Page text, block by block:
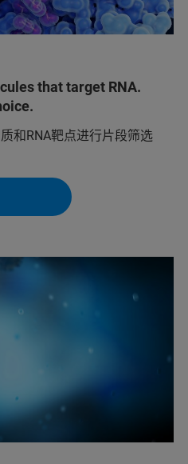
that target RNA.
和RNA靶点进行片段筛选